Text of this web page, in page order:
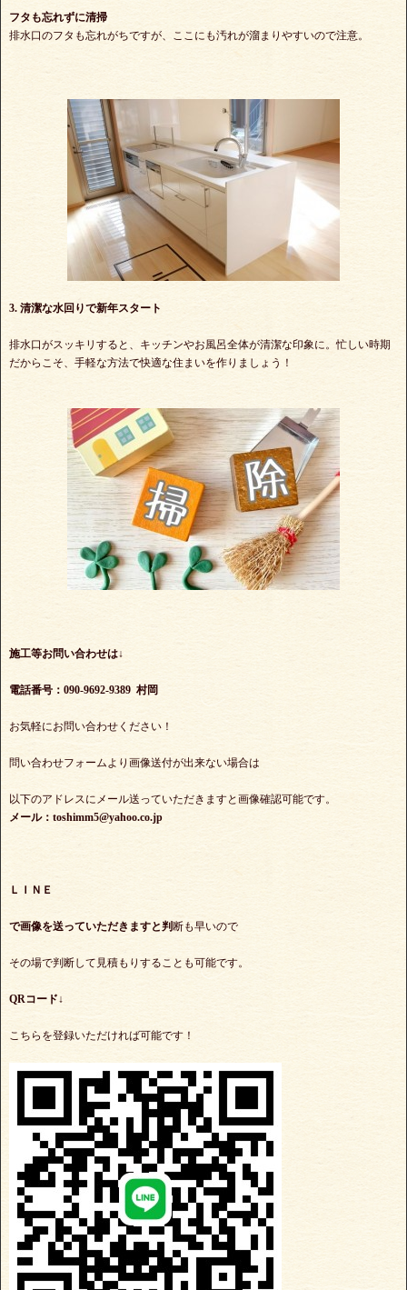
フタも忘れずに清掃
排水口のフタも忘れがちですが、ここにも汚れが溜まりやすいので注意。
3. 清潔な水回りで新年スタート
排水口がスッキリすると、キッチンやお風呂全体が清潔な印象に。忙しい時期
だからこそ、手軽な方法で快適な住まいを作りましょう！
施工等お問い合わせは↓
電話番号：090-9692-9389 村岡
お気軽にお問い合わせください！
問い合わせフォームより画像送付が出来ない場合は
以下のアドレスにメール送っていただきますと画像確認可能です。
メール：toshimm5@yahoo.co.jp
ＬＩＮＥ
で画像を送っていただきますと判 断も早いので
その場で判断して見積もりすることも可能です。
QRコード↓
こちらを登録いただければ可能です！